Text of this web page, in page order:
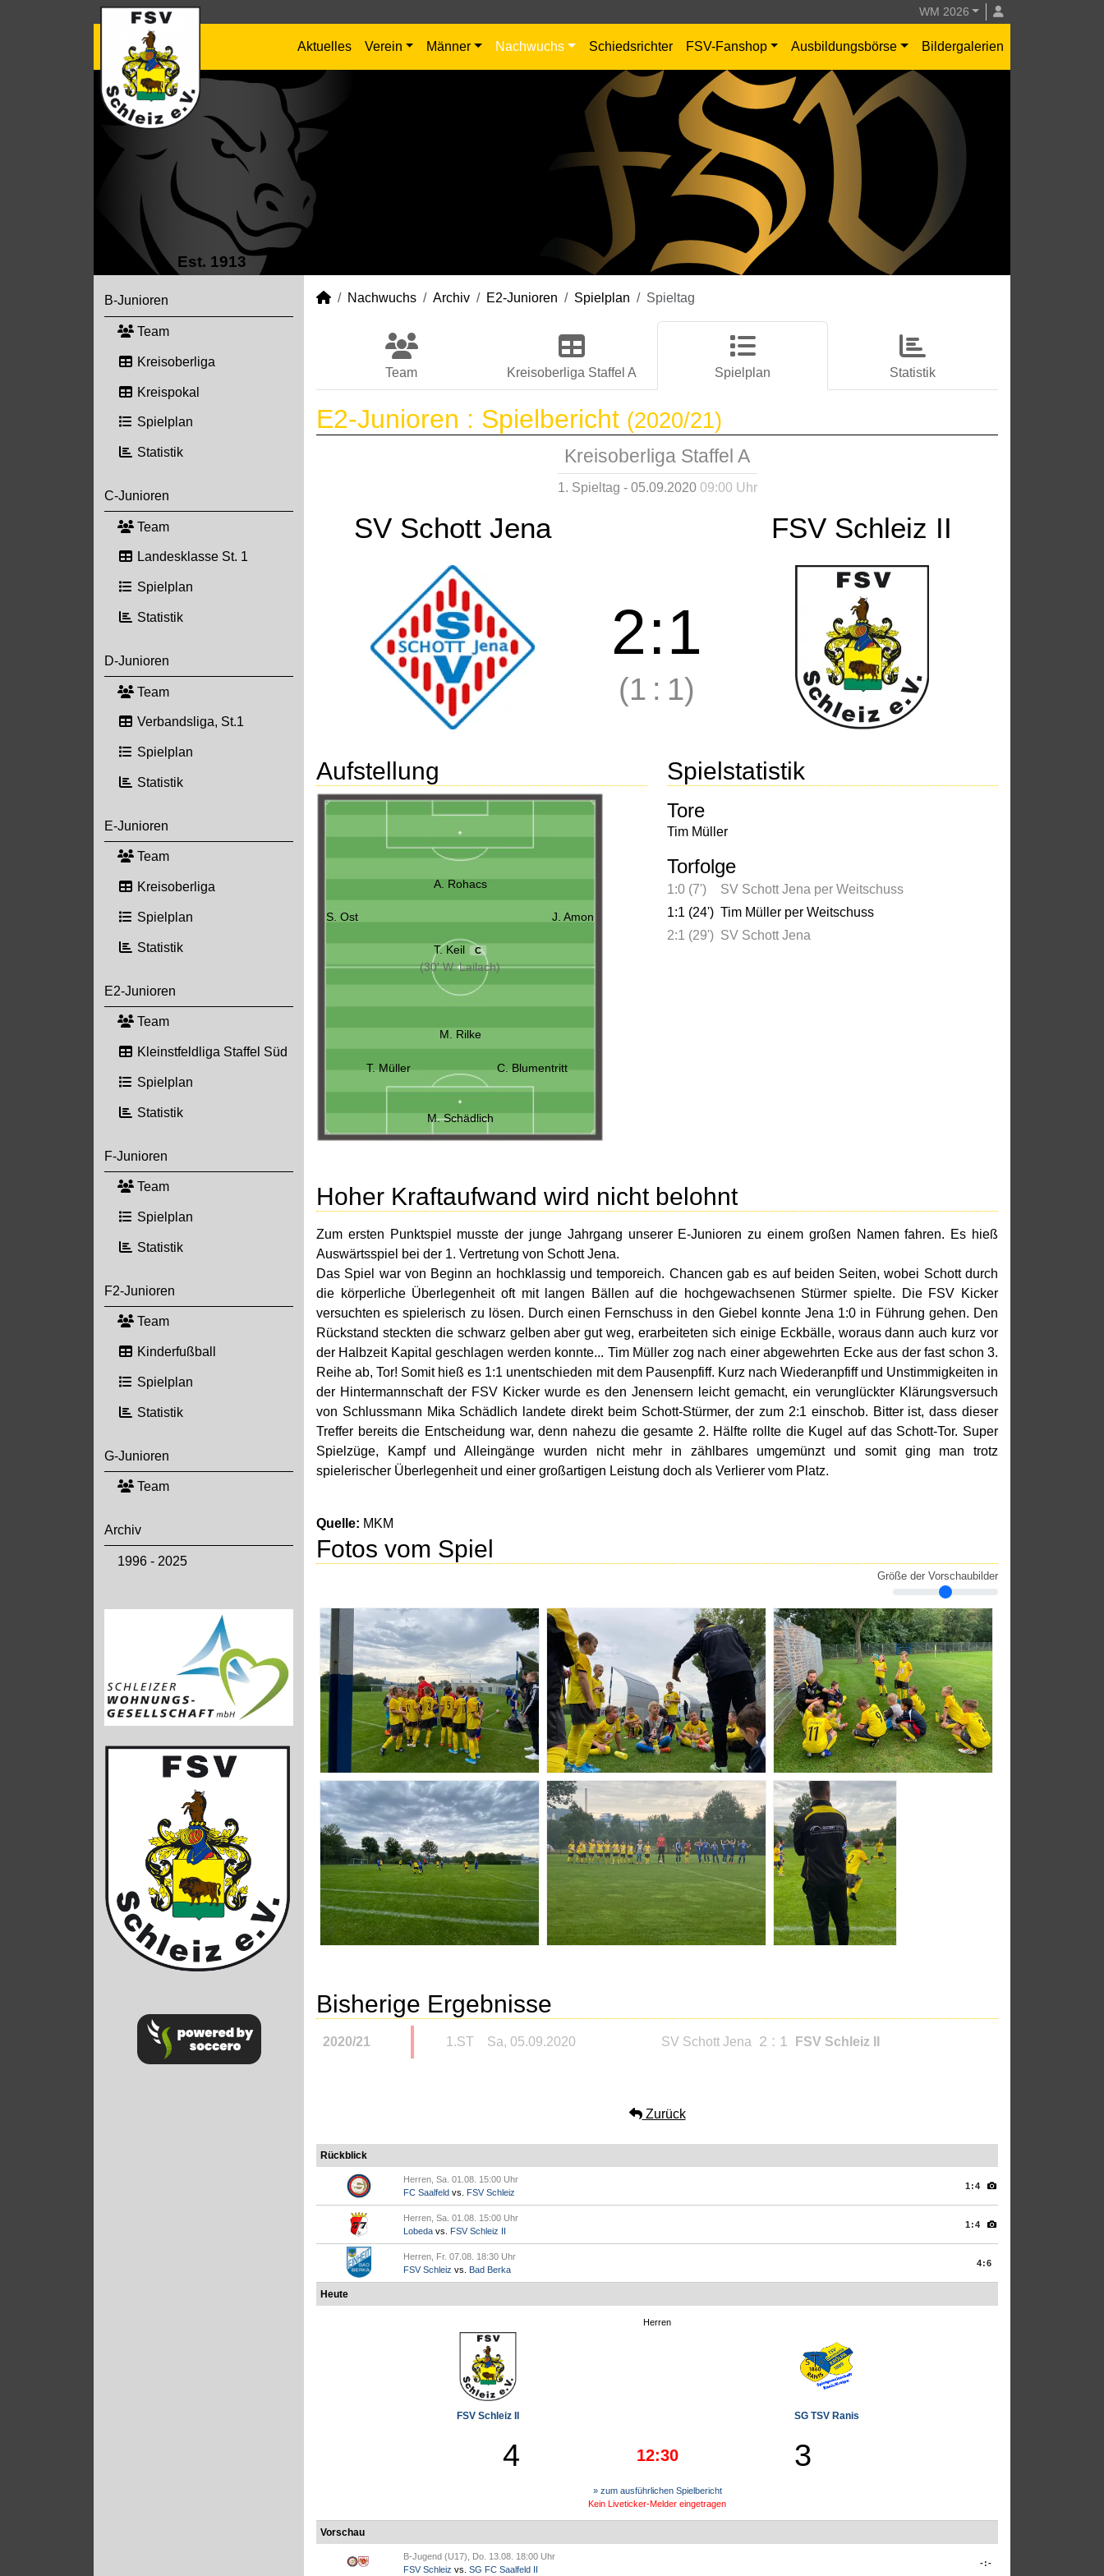
WM 2026
Aktuelles Verein Männer Nachwuchs Schiedsrichter FSV-Fanshop Ausbildungsbörse Bildergalerien
Est. 1913
B-Junioren
Team
Kreisoberliga
Kreispokal
Spielplan
Statistik
C-Junioren
Team
Landesklasse St. 1
Spielplan
Statistik
D-Junioren
Team
Verbandsliga, St.1
Spielplan
Statistik
E-Junioren
Team
Kreisoberliga
Spielplan
Statistik
E2-Junioren
Team
Kleinstfeldliga Staffel Süd
Spielplan
Statistik
F-Junioren
Team
Spielplan
Statistik
F2-Junioren
Team
Kinderfußball
Spielplan
Statistik
G-Junioren
Team
Archiv
1996 - 2025
Nachwuchs Archiv E2-Junioren Spielplan Spieltag
Team Kreisoberliga Staffel A Spielplan Statistik
E2-Junioren : Spielbericht (2020/21)
Kreisoberliga Staffel A
1. Spieltag - 05.09.2020 09:00 Uhr
SV Schott Jena FSV Schleiz II
2:1
(1 : 1)
Aufstellung
A. Rohacs
S. Ost J. Amon
T. Keil C
(30' W. Lailach)
M. Rilke
T. Müller C. Blumentritt
M. Schädlich
Spielstatistik
Tore
Tim Müller
Torfolge
1:0 (7')
SV Schott Jena per Weitschuss
1:1 (24') Tim Müller per Weitschuss
2:1 (29') SV Schott Jena
Hoher Kraftaufwand wird nicht belohnt
Zum ersten Punktspiel musste der junge Jahrgang unserer E-Junioren zu einem großen Namen fahren. Es hieß
Auswärtsspiel bei der 1. Vertretung von Schott Jena.
Das Spiel war von Beginn an hochklassig und temporeich. Chancen gab es auf beiden Seiten, wobei Schott durch
die körperliche Überlegenheit oft mit langen Bällen auf die hochgewachsenen Stürmer spielte. Die FSV Kicker
versuchten es spielerisch zu lösen. Durch einen Fernschuss in den Giebel konnte Jena 1:0 in Führung gehen. Den
Rückstand steckten die schwarz gelben aber gut weg, erarbeiteten sich einige Eckbälle, woraus dann auch kurz vor
der Halbzeit Kapital geschlagen werden konnte... Tim Müller zog nach einer abgewehrten Ecke aus der fast schon 3.
Reihe ab, Tor! Somit hieß es 1:1 unentschieden mit dem Pausenpfiff. Kurz nach Wiederanpfiff und Unstimmigkeiten in
der Hintermannschaft der FSV Kicker wurde es den Jenensern leicht gemacht, ein verunglückter Klärungsversuch
von Schlussmann Mika Schädlich landete direkt beim Schott-Stürmer, der zum 2:1 einschob. Bitter ist, dass dieser
Treffer bereits die Entscheidung war, denn nahezu die gesamte 2. Hälfte rollte die Kugel auf das Schott-Tor. Super
Spielzüge, Kampf und Alleingänge wurden nicht mehr in zählbares umgemünzt und somit ging man trotz
spielerischer Überlegenheit und einer großartigen Leistung doch als Verlierer vom Platz.
Quelle: MKM
Fotos vom Spiel
Größe der Vorschaubilder
Bisherige Ergebnisse
2020/21 1.ST Sa, 05.09.2020 SV Schott Jena 2 : 1 FSV Schleiz II
Zurück
Rückblick
Herren, Sa. 01.08. 15:00 Uhr
FC Saalfeld vs. FSV Schleiz
1:4
Herren, Sa. 01.08. 15:00 Uhr
Lobeda vs. FSV Schleiz II
1:4
Herren, Fr. 07.08. 18:30 Uhr
FSV Schleiz vs. Bad Berka
4:6
Heute
Herren
FSV Schleiz II SG TSV Ranis
4 12:30 3
» zum ausführlichen Spielbericht
Kein Liveticker-Melder eingetragen
Vorschau
B-Jugend (U17), Do. 13.08. 18:00 Uhr
FSV Schleiz vs. SG FC Saalfeld II
-:-